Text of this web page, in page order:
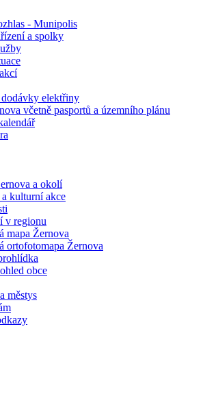
- Munipolis
a spolky
elektřiny
včetně pasportů a územního plánu
a okolí
kulturní akce
v regionu
mapa Žernova
ortofotomapa Žernova
obce
městys